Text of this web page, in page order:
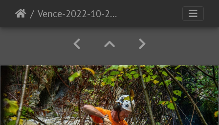
Vence-2022-10-22-8419 (Copier)